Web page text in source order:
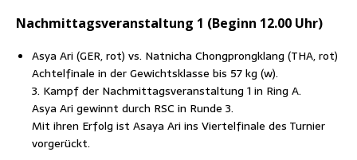
Nach­mit­tags­ver­an­stal­tung 1 (Beginn 12.00 Uhr)
Asya Ari (GER, rot) vs. Nat­nicha Chong­prongklang (THA, rot)
Ach­tel­fi­na­le in der Gewichts­klas­se bis 57 kg (w).
3. Kampf der Nach­mit­tags­ver­an­stal­tung 1 in Ring A.
Asya Ari gewinnt durch RSC in Run­de 3.
Mit ihren Erfolg ist Asaya Ari ins Vier­tel­fi­na­le des Tur­nier
vorgerückt.